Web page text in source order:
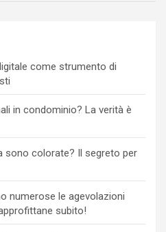
come strumento di
in condominio? La verità è
sono colorate? Il segreto per
numerose le agevolazioni
subito!